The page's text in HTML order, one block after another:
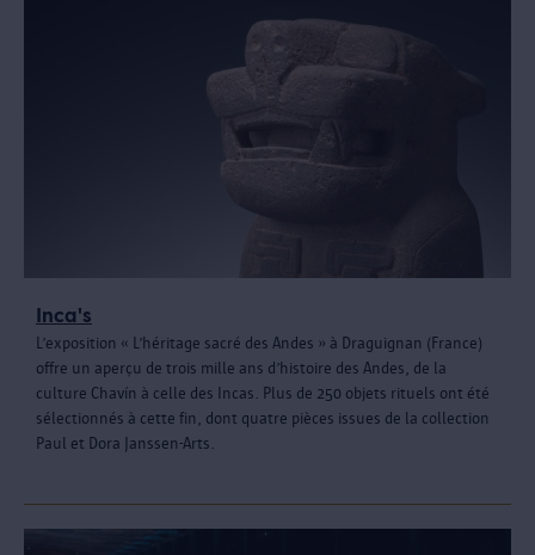
Inca's
L’exposition « L’héritage sacré des Andes » à Draguignan (France)
offre un aperçu de trois mille ans d’histoire des Andes, de la
culture Chavín à celle des Incas. Plus de 250 objets rituels ont été
sélectionnés à cette fin, dont quatre pièces issues de la collection
Paul et Dora Janssen-Arts.